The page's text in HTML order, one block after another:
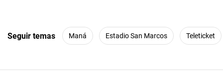
Seguir temas Maná Estadio San Marcos Teleticket